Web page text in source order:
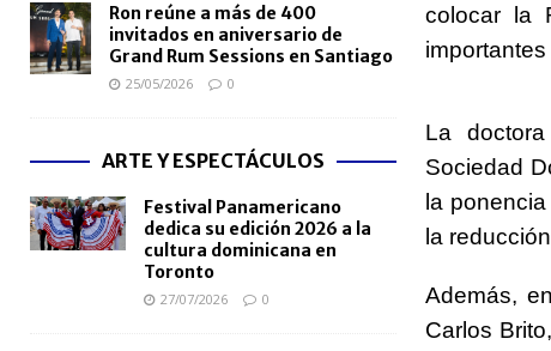
colocar la
La
Sociedad
la
la
Además,
Carlos
Ron reúne a más de 400
invitados en aniversario de
Grand Rum Sessions en Santiago
25/05/2026 0
ARTE Y ESPECTÁCULOS
Festival Panamericano
dedica su edición 2026 a la
cultura dominicana en
Toronto
27/07/2026 0